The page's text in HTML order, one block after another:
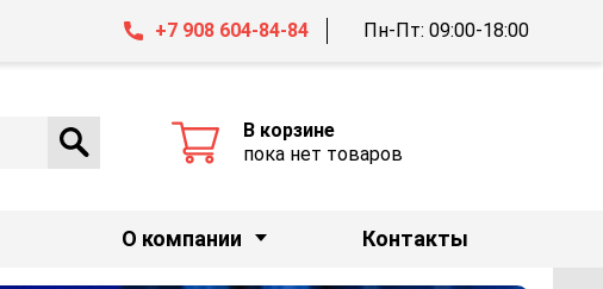
О компании Контакты
+7 908 604-84-84 Пн-Пт: 09:00-18:00
В корзине
пока нет товаров